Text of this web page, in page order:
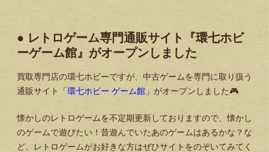
● レトロゲーム専門通販サイト『環七ホビ
ーゲーム館』がオープンしました
買取専門店の環七ホビーですが、中古ゲームを専門に取り扱う
通販サイト「環七ホビー ゲーム館 」がオープンしました🎮
懐かしのレトロゲームを不定期更新しておりますので、懐かし
のゲームで遊びたい！昔遊んでいたあのゲームはあるかな？な
ど、レトロゲームがお好きな方はぜひサイトをのぞいてみてく